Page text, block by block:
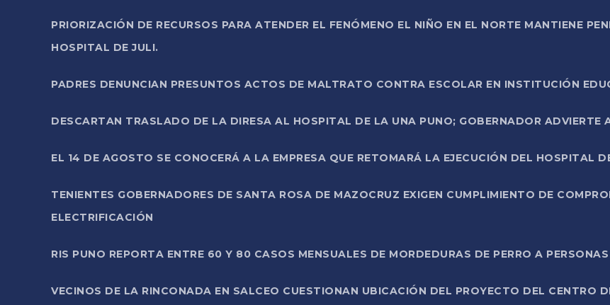
PRIORIZACIÓN DE RECURSOS PARA ATENDER EL FENÓMENO EL NIÑO EN EL NORTE MANTIENE
HOSPITAL DE JULI.
PADRES DENUNCIAN PRESUNTOS ACTOS DE MALTRATO CONTRA ESCOLAR EN INSTITUCIÓN
DESCARTAN TRASLADO DE LA DIRESA AL HOSPITAL DE LA UNA PUNO; GOBERNADOR ADVIERTE
EL 14 DE AGOSTO SE CONOCERÁ A LA EMPRESA QUE RETOMARÁ LA EJECUCIÓN DEL HOSPITAL
TENIENTES GOBERNADORES DE SANTA ROSA DE MAZOCRUZ EXIGEN CUMPLIMIENTO DE
ELECTRIFICACIÓN
RIS PUNO REPORTA ENTRE 60 Y 80 CASOS MENSUALES DE MORDEDURAS DE PERRO A PERSONAS
VECINOS DE LA RINCONADA EN SALCEO CUESTIONAN UBICACIÓN DEL PROYECTO DEL CENTRO